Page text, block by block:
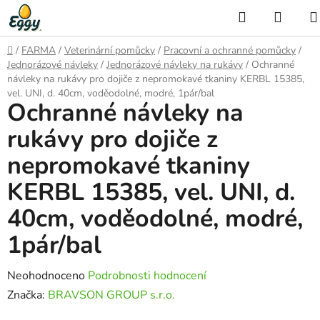
Přejít
na
obsah
Hledat
Domů
/ FARMA / Veterinární pomůcky / Pracovní a ochranné pomůcky /
Jednorázové návleky / Jednorázové návleky na rukávy / Ochranné
návleky na rukávy pro dojiče z nepromokavé tkaniny KERBL 15385,
vel. UNI, d. 40cm, voděodolné, modré, 1pár/bal
Ochranné návleky na
rukávy pro dojiče z
nepromokavé tkaniny
KERBL 15385, vel. UNI, d.
40cm, voděodolné, modré,
1pár/bal
Průměrné
hodnocení
Neohodnoceno Podrobnosti hodnocení
Značka: BRAVSON GROUP s.r.o.